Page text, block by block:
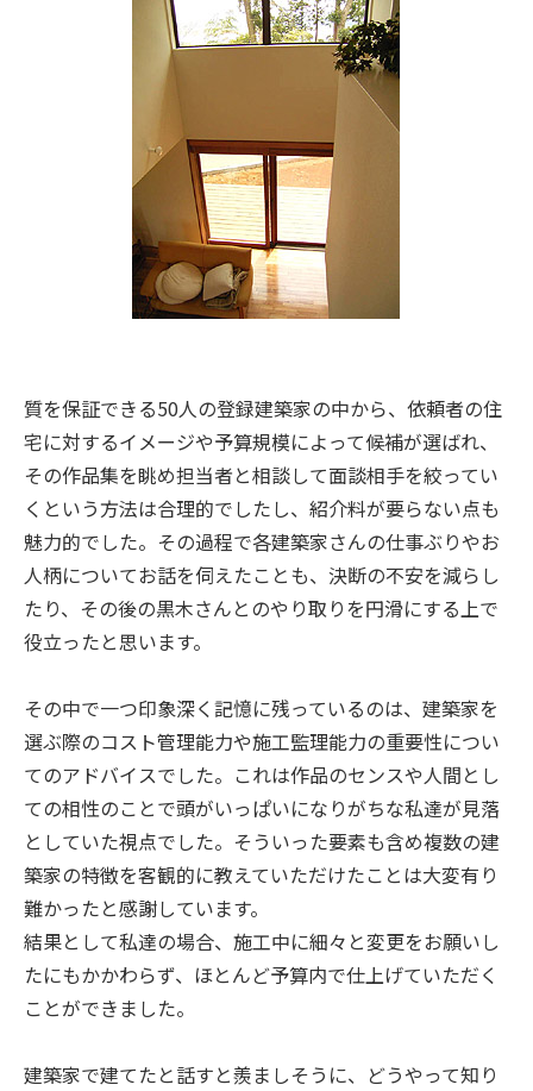
質を保証できる50人の登録建築家の中から、依頼者の住
宅に対するイメージや予算規模によって候補が選ばれ、
その作品集を眺め担当者と相談して面談相手を絞ってい
くという方法は合理的でしたし、紹介料が要らない点も
魅力的でした。その過程で各建築家さんの仕事ぶりやお
人柄についてお話を伺えたことも、決断の不安を減らし
たり、その後の黒木さんとのやり取りを円滑にする上で
役立ったと思います。
その中で一つ印象深く記憶に残っているのは、建築家を
選ぶ際のコスト管理能力や施工監理能力の重要性につい
てのアドバイスでした。これは作品のセンスや人間とし
ての相性のことで頭がいっぱいになりがちな私達が見落
としていた視点でした。そういった要素も含め複数の建
築家の特徴を客観的に教えていただけたことは大変有り
難かったと感謝しています。
結果として私達の場合、施工中に細々と変更をお願いし
たにもかかわらず、ほとんど予算内で仕上げていただく
ことができました。
建築家で建てたと話すと羨ましそうに、どうやって知り